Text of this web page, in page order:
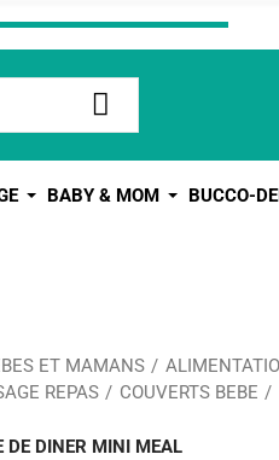
BABY & MOM BUCCO-
ET MAMANS
REPAS
COUVERTS BEBE
DE DINER MINI MEAL